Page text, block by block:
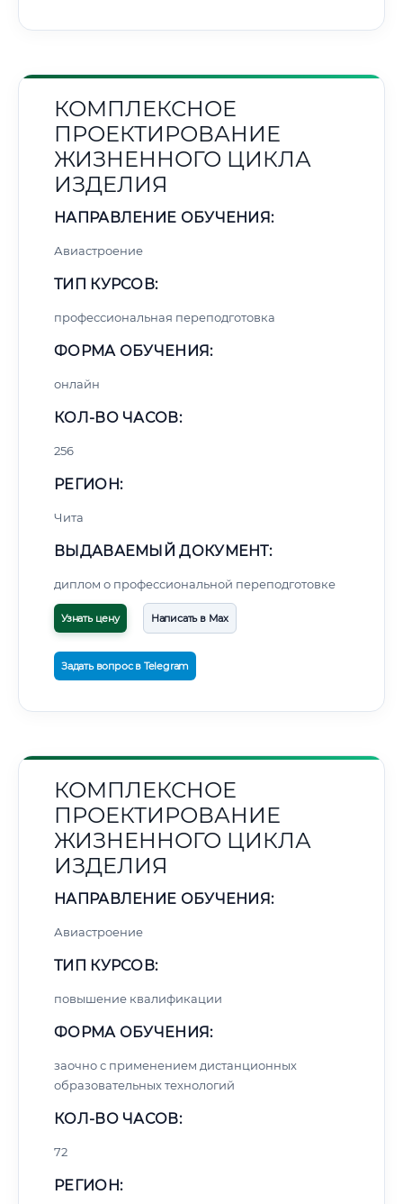
КОМПЛЕКСНОЕ
ПРОЕКТИРОВАНИЕ
ЖИЗНЕННОГО ЦИКЛА
ИЗДЕЛИЯ
НАПРАВЛЕНИЕ ОБУЧЕНИЯ:
Авиастроение
ТИП КУРСОВ:
профессиональная переподготовка
ФОРМА ОБУЧЕНИЯ:
онлайн
КОЛ-ВО ЧАСОВ:
256
РЕГИОН:
Чита
ВЫДАВАЕМЫЙ ДОКУМЕНТ:
диплом о профессиональной переподготовке
Узнать цену Написать в Max
Задать вопрос в Telegram
КОМПЛЕКСНОЕ
ПРОЕКТИРОВАНИЕ
ЖИЗНЕННОГО ЦИКЛА
ИЗДЕЛИЯ
НАПРАВЛЕНИЕ ОБУЧЕНИЯ:
Авиастроение
ТИП КУРСОВ:
повышение квалификации
ФОРМА ОБУЧЕНИЯ:
заочно с применением дистанционных
образовательных технологий
КОЛ-ВО ЧАСОВ:
72
РЕГИОН: